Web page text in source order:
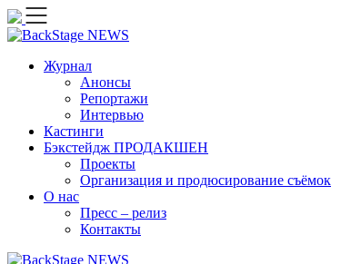
Skip
to
content
Журнал
Анонсы
Репортажи
Интервью
Кастинги
Бэкстейдж ПРОДАКШЕН
Проекты
Организация и продюсирование съёмок
О нас
Пресс – релиз
Контакты